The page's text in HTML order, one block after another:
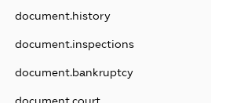
document.history
document.inspections
document.bankruptcy